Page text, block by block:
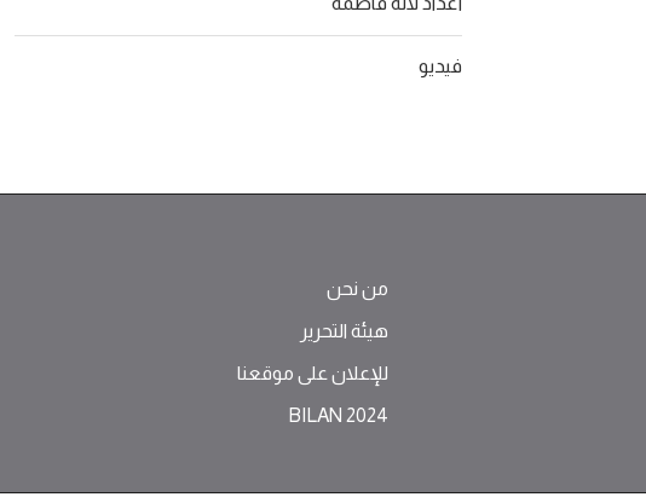
فيديو
من نحن
هيئة التحرير
للإعلان على موقعنا
BILAN 2024